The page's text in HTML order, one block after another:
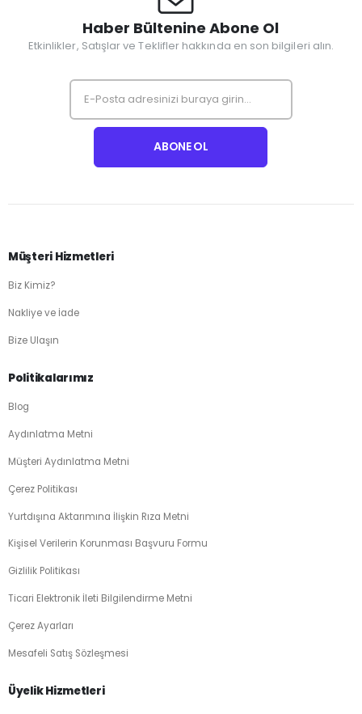
Haber Bültenine Abone Ol
Etkinlikler, Satışlar ve Teklifler hakkında en son bilgileri alın.
Müşteri Hizmetleri
Biz Kimiz?
Nakliye ve İade
Bize Ulaşın
Politikalarımız
Blog
Aydınlatma Metni
Müşteri Aydınlatma Metni
Çerez Politikası
Yurtdışına Aktarımına İlişkin Rıza Metni
Kişisel Verilerin Korunması Başvuru Formu
Gizlilik Politikası
Ticari Elektronik İleti Bilgilendirme Metni
Çerez Ayarları
Mesafeli Satış Sözleşmesi
Üyelik Hizmetleri